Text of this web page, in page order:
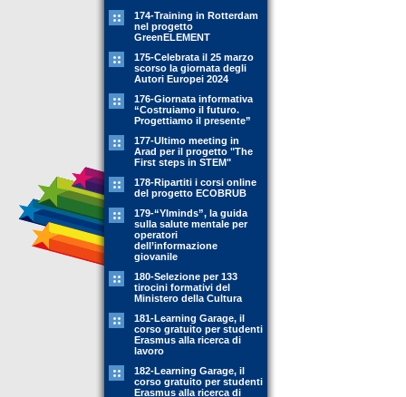
174-Training in Rotterdam
nel progetto
GreenELEMENT
175-Celebrata il 25 marzo
scorso la giornata degli
Autori Europei 2024
176-Giornata informativa
“Costruiamo il futuro.
Progettiamo il presente”
177-Ultimo meeting in
Arad per il progetto "The
First steps in STEM"
178-Ripartiti i corsi online
del progetto ECOBRUB
179-“YIminds”, la guida
sulla salute mentale per
operatori
dell’informazione
giovanile
180-Selezione per 133
tirocini formativi del
Ministero della Cultura
181-Learning Garage, il
corso gratuito per studenti
Erasmus alla ricerca di
lavoro
182-Learning Garage, il
corso gratuito per studenti
Erasmus alla ricerca di